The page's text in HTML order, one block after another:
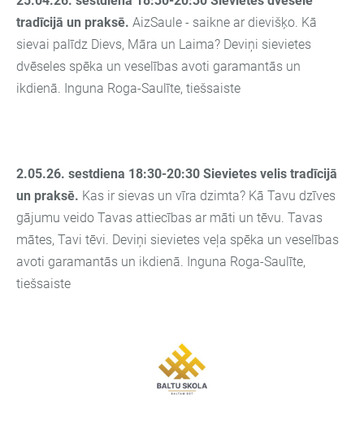
tradīcijā un praksē. AizSaule - saikne ar dievišķo. Kā
sievai palīdz Dievs, Māra un Laima? Deviņi sievietes
dvēseles spēka un veselības avoti garamantās un
ikdienā. Inguna Roga-Saulīte, tiešsaiste
2.05.26. sestdiena 18:30-20:30 Sievietes velis tradīcijā
un praksē. Kas ir sievas un vīra dzimta? Kā Tavu dzīves
gājumu veido Tavas attiecības ar māti un tēvu. Tavas
mātes, Tavi tēvi. Deviņi sievietes veļa spēka un veselības
avoti garamantās un ikdienā. Inguna Roga-Saulīte,
tiešsaiste